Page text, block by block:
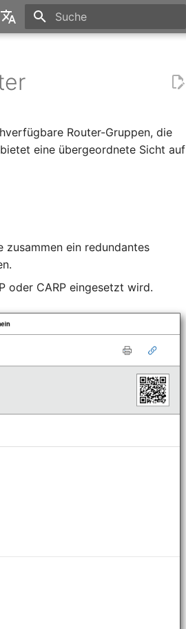
Router-Gruppen, die
eine übergeordnete Sicht auf
zusammen ein redundantes
oder CARP eingesetzt wird.